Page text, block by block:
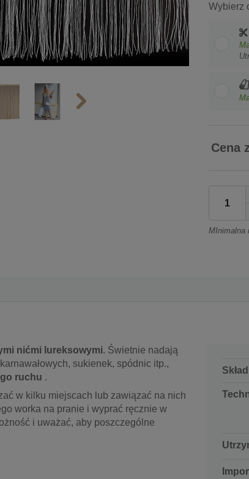
Wybierz
Cena
MInimalna
nićmi lureksowymi. Świetnie nadają
sukienek, spódnic itp.,
ruchu .
w kilku miejscach lub zawiązać na nich
worka na pranie i wyprać ręcznie w
i uważać, aby poszczególne
Skład